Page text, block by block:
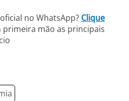
no WhatsApp? Clique
primeira mão as principais